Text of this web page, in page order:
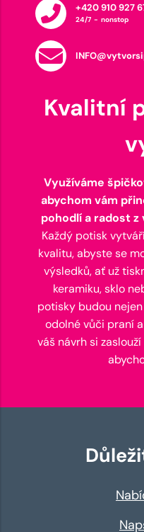
+420 910 927
24/7 - nonstop
Kvalitní
Využíváme
abychom vám
pohodlí a radost
Každý potisk
kvalitu, abyste se
výsledků, ať už
keramiku, sklo
potisky budou
odolné vůči praní
váš návrh si